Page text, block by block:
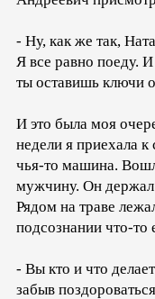
- Ну, как же так,
Я все равно поеду.
ты оставишь ключи
И это была моя
недели я приехала к
чья-то машина.
мужчину. Он
Рядом на траве
подсознании что-то
- Вы кто и что
забыв